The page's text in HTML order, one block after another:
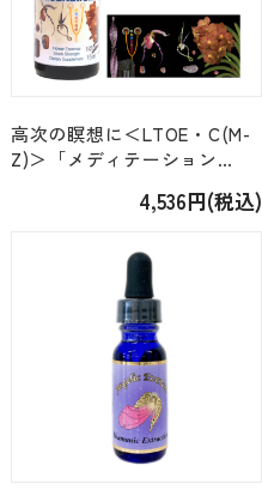
高次の瞑想に＜LTOE・C(M-
Z)＞「メディテーション
4,536円(税込)